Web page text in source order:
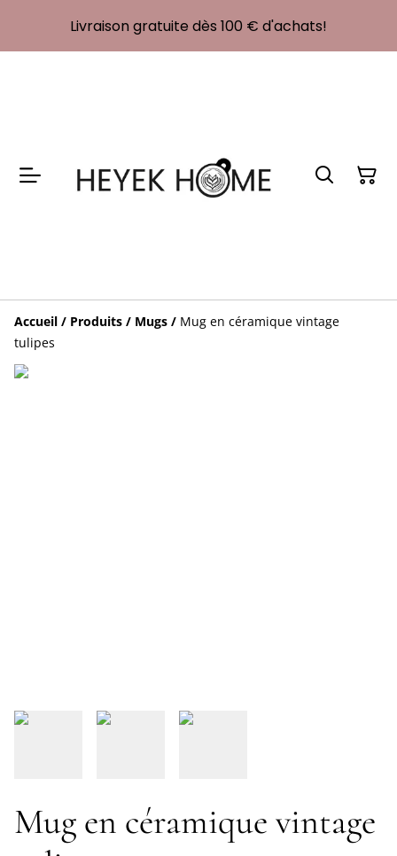
Livraison gratuite dès 100 € d'achats!
Accueil / Produits / Mugs / Mug en céramique vintage
tulipes
Mug en céramique vintage